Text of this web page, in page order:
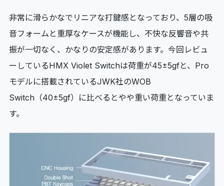
非常に滑らかなでリニアな打鍵感となっており、5層の吸
音フォームと重厚なケースが機能し、不快な反響音や共
振が一切なく、かなりの安定感があります。今回レビュ
ーしているHMX Violet Switchは荷重が45±5gfと、Pro
モデルに搭載されているJWK社のWOB
Switch（40±5gf）に比べるとやや重い荷重となっていま
す。